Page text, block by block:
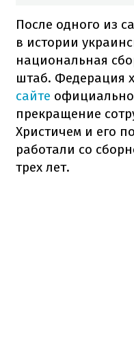
После одного из
в истории
национальная
штаб. Федерация
сайте
прекращение
Христичем и его
работали со
трех лет.